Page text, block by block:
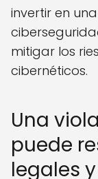
invertir en
mitigar los
cibernéticos.
Una
puede
legales